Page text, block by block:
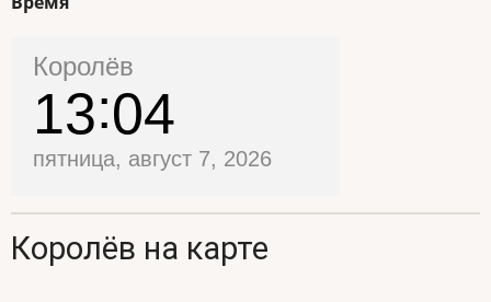
Королёв
13 04
пятница, август 7, 2026
Королёв на карте